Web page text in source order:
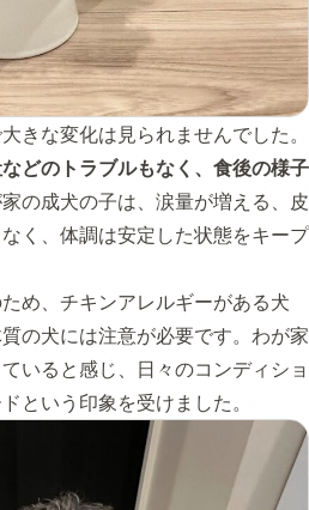
きな変化は見られませんでした。
どのトラブルもなく、食後の様子
の成犬の子は、涙量が増える、皮
く、体調は安定した状態をキープ
め、チキンアレルギーがある犬
の犬には注意が必要です。わが家
いると感じ、日々のコンディショ
という印象を受けました。